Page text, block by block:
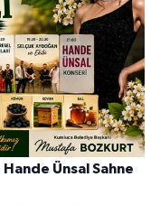
Ünsal Sahne